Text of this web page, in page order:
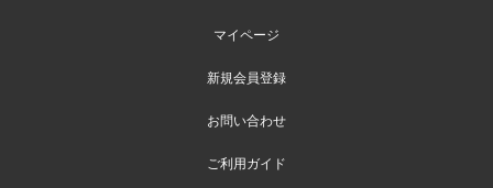
マイページ
新規会員登録
お問い合わせ
ご利用ガイド